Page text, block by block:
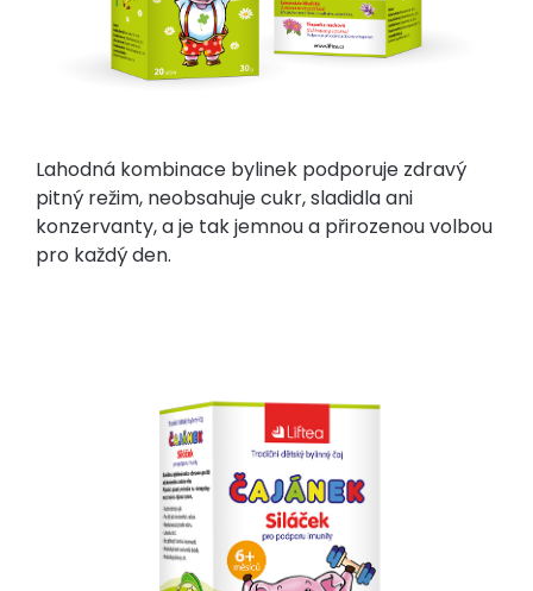
Lahodná kombinace bylinek podporuje zdravý
pitný režim, neobsahuje cukr, sladidla ani
konzervanty, a je tak jemnou a přirozenou volbou
pro každý den.